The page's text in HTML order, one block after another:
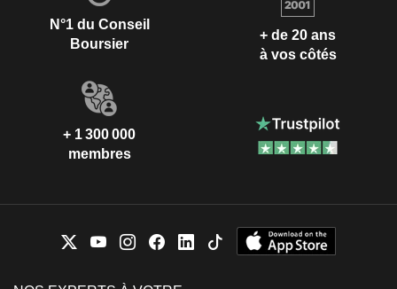
N°1 du Conseil
Boursier
+ de 20 ans
à vos côtés
+ 1 300 000
membres